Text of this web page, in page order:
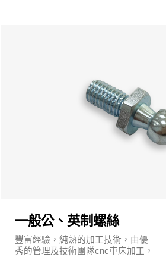
一般公、英制螺絲
豐富經驗，純熟的加工技術，由優
秀的管理及技術團隊cnc車床加工，